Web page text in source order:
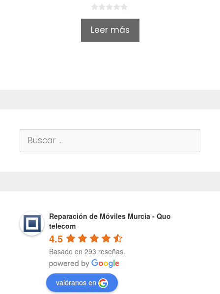
0
u
Leer más
Buscar:
Reparación de Móviles Murcia - Quo
telecom
4.5
Basado en 293 reseñas.
valóranos en